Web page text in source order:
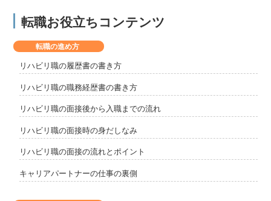
転職お役立ちコンテンツ
転職の進め方
リハビリ職の履歴書の書き方
リハビリ職の職務経歴書の書き方
リハビリ職の面接後から入職までの流れ
リハビリ職の面接時の身だしなみ
リハビリ職の面接の流れとポイント
キャリアパートナーの仕事の裏側